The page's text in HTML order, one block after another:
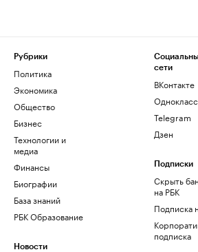
Рубрики
Политика
Экономика
Общество
Бизнес
Технологии и
медиа
Финансы
Биографии
База знаний
РБК Образование
Новости
сети
ВКонтакте
Telegram
Дзен
Подписки
Скрыть
на РБК
Подписка
подписка